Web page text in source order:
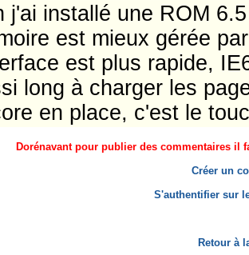
j'ai installé une ROM
est mieux gérée
est plus rapide,
long à charger les
en place, c'est le
Dorénavant pour publier des commentaires il
Créer un
S'authentifier sur
Retour à